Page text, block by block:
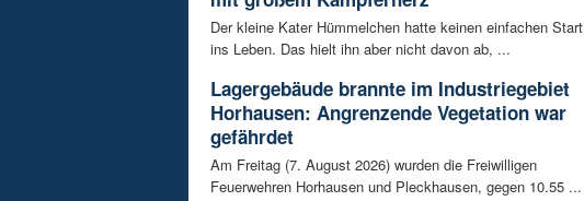
Der kleine Kater Hümmelchen hatte keinen einfachen Start
ins Leben. Das hielt ihn aber nicht davon ab, ...
Lagergebäude brannte im Industriegebiet
Horhausen: Angrenzende Vegetation war
gefährdet
Am Freitag (7. August 2026) wurden die Freiwilligen
Feuerwehren Horhausen und Pleckhausen, gegen 10.55 ...